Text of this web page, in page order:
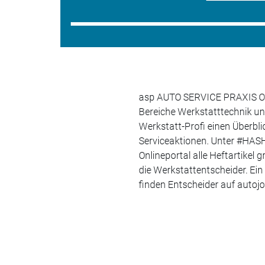
asp AUTO SERVICE
Bereiche Werkstatttechnik
Werkstatt-Profi einen
Serviceaktionen. Unter
Onlineportal alle Heftartikel
die Werkstattentscheider.
finden Entscheider auf